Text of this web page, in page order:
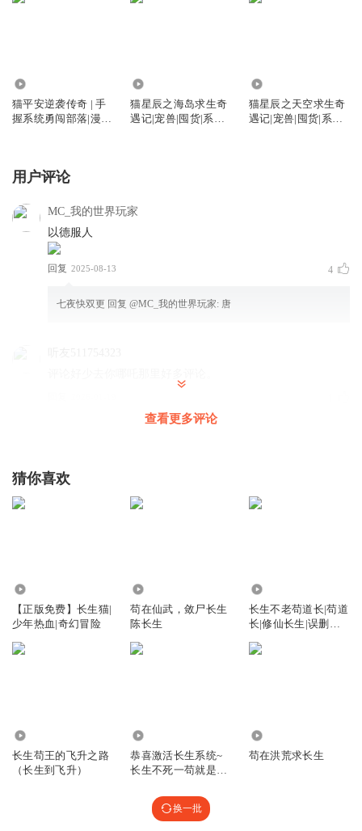
猫平安逆袭传奇 | 手
握系统勇闯部落|漫剧
猫星辰之海岛求生奇
遇记|宠兽|囤货|系统|
猫星辰之天空求生奇
遇记|宠兽|囤货|系统|
用户评论
MC_我的世界玩家
以德服人
回复 2025-08-13 4
七夜快双更 回复 @MC_我的世界玩家: 唐
回复
查看更多评论
猜你喜欢
【正版免费】长生猫|
少年热血|奇幻冒险
苟在仙武，敛尸长生
陈长生
长生不老苟道长|苟道
长|修仙长生|误删江
长生苟王的飞升之路
（长生到飞升）
恭喜激活长生系统~
长生不死一苟就是
苟在洪荒求长生
换一批